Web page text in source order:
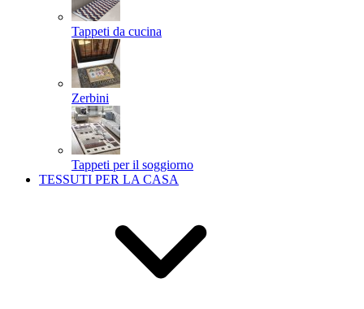
Tappeti da cucina
Zerbini
Tappeti per il soggiorno
TESSUTI PER LA CASA